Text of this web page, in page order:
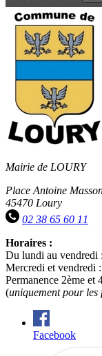
Mairie de LOURY
Place Antoine
45470 Loury
02 38 65 60 11
Horaires :
Du lundi au vendredi
Mercredi et vendredi
Permanence 2ème et
(uniquement pour
Facebook